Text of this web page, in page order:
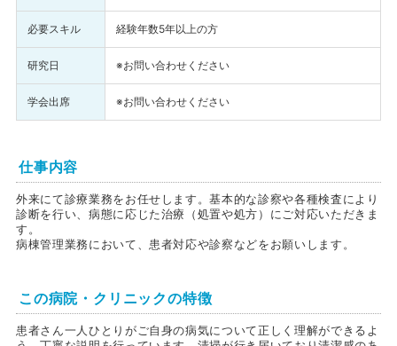
必要スキル 経験年数5年以上の方
研究日 ※お問い合わせください
学会出席 ※お問い合わせください
仕事内容
外来にて診療業務をお任せします。基本的な診察や各種検査により
診断を行い、病態に応じた治療（処置や処方）にご対応いただきま
す。
病棟管理業務において、患者対応や診察などをお願いします。
この病院・クリニックの特徴
患者さん一人ひとりがご自身の病気について正しく理解ができるよ